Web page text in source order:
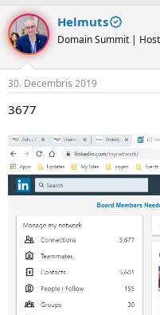
Helmuts
Domain Summit |
30. Decembris 2019
3677